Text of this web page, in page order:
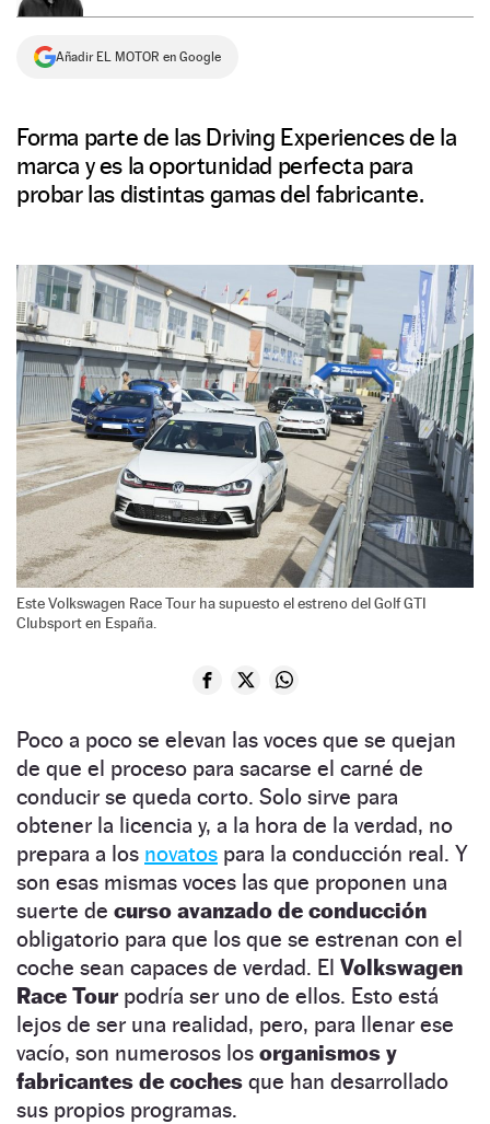
Añadir EL MOTOR en Google
Forma parte de las Driving Experiences de la
marca y es la oportunidad perfecta para
probar las distintas gamas del fabricante.
Este Volkswagen Race Tour ha supuesto el estreno del Golf GTI
Clubsport en España.
Poco a poco se elevan las voces que se quejan
de que el proceso para sacarse el carné de
conducir se queda corto. Solo sirve para
obtener la licencia y, a la hora de la verdad, no
prepara a los novatos para la conducción real. Y
son esas mismas voces las que proponen una
suerte de curso avanzado de conducción
obligatorio para que los que se estrenan con el
coche sean capaces de verdad. El Volkswagen
Race Tour podría ser uno de ellos. Esto está
lejos de ser una realidad, pero, para llenar ese
vacío, son numerosos los organismos y
fabricantes de coches que han desarrollado
sus propios programas.